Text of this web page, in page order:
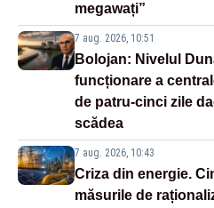
megawați”
7 aug. 2026, 10:51
Bolojan: Nivelul
funcționare a
de patru-cinci zile
scădea
7 aug. 2026, 10:43
Criza din energie.
măsurile de